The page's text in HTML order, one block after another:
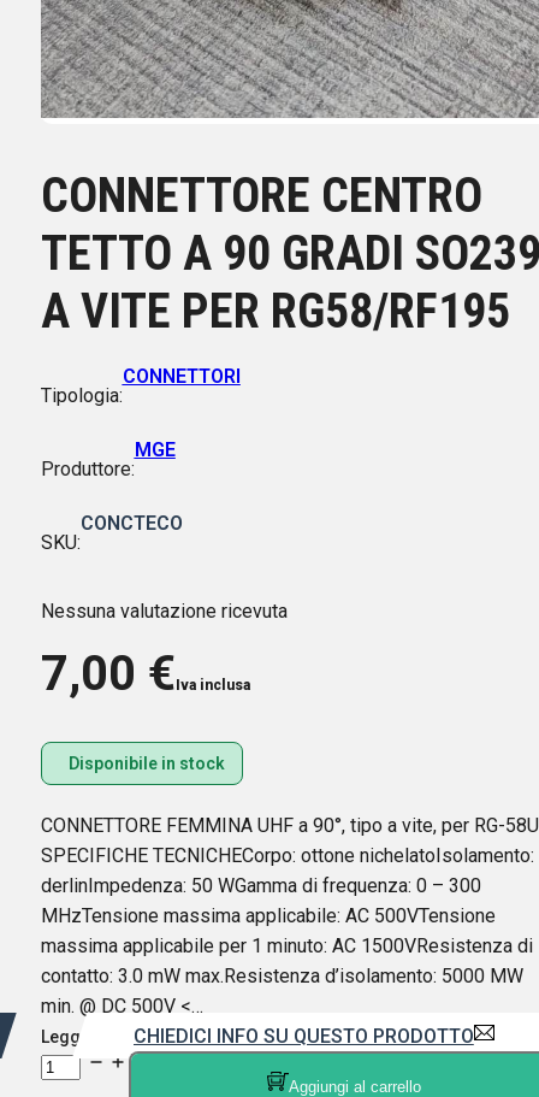
CONNETTORE CENTRO
TETTO A 90 GRADI
A VITE PER RG58/RF195
Tipologia:
CONNETTORI
Produttore:
MGE
SKU:
CONCTECO
Nessuna valutazione ricevuta
7,00 € Iva inclusa
Disponibile in stock
CONNETTORE FEMMINA UHF a 90°, tipo a vite, per RG-58U
SPECIFICHE TECNICHECorpo: ottone nichelatoIsolamento:
derlinImpedenza: 50 WGamma di frequenza: 0 – 300
MHzTensione massima applicabile: AC 500VTensione
massima applicabile per 1 minuto: AC 1500VResistenza di
contatto: 3.0 mW max.Resistenza d’isolamento: 5000 MW
min. @ DC 500V <…
Leggi di più CHIEDICI INFO SU QUESTO PRODOTTO
CONNETTORE
Aggiungi al carrello